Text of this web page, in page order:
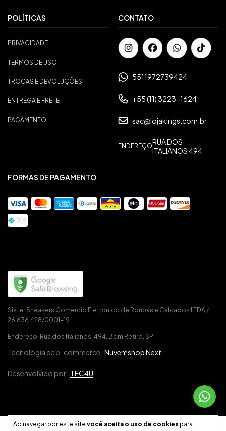
Ao navegar por este site você aceita o uso de cookies para
POLÍTICAS
PRIVACIDADE
TERMOS DE USO
TROCAS E DEVOLUÇÕES
ENTREGA E FRETE
PAGAMENTO
CONTATO
5511972739424
+55 (11) 3223-1624
sac@lojakings.com.br
ENDEREÇORUA DOS
ITALIANOS 494
FORMAS DE PAGAMENTO
Sister Sneakers Comercio Eletronico de Roupas e Calcados LTDA /
26.636.428/0001-19
Endereço: Rua dos Italianos, 494, Bom Retiro, SP
Tecnologia de e-commerce Nuvemshop Next
Desenvolvido por TEC4U